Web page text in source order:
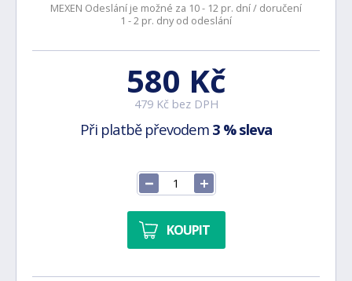
MEXEN Odeslání je možné za 10 - 12 pr. dní / doručení
1 - 2 pr. dny od odeslání
580 Kč
479 Kč bez DPH
Při platbě převodem 3 % sleva
KOUPIT